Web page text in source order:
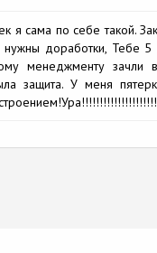
я сама по себе такой.
доработки, Тебе
менеджменту
защита. У меня